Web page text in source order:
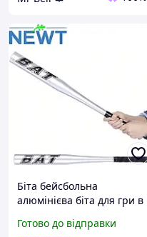
Біта бейсбольна
алюмінієва біта для гри в
Baseball довжина 76 см
Готово до відправки